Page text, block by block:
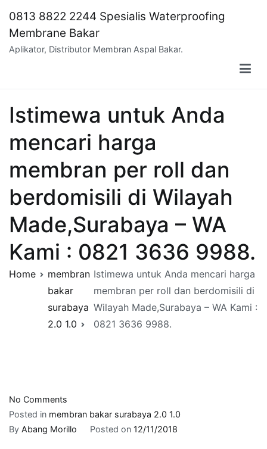
content
0813 8822 2244 Spesialis Waterproofing
Membrane Bakar
Aplikator, Distributor Membran Aspal Bakar.
Istimewa untuk Anda
mencari harga
membran per roll dan
berdomisili di Wilayah
Made,Surabaya – WA
Kami : 0821 3636 9988.
Home
membran
bakar
surabaya
2.0 1.0
Istimewa untuk Anda mencari harga
membran per roll dan berdomisili di
Wilayah Made,Surabaya – WA Kami :
0821 3636 9988.
No Comments
Istimewa
untuk
Posted in membran bakar surabaya 2.0 1.0
By Abang Morillo Posted on 12/11/2018